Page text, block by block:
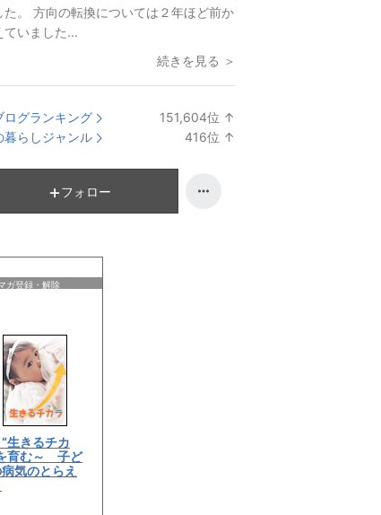
た。 方向の転換については２年ほど前か
ていました...
続きを見る ＞
ログランキング 151,604位 ↑
暮らしジャンル 416位 ↑
フォロー
ガ登録・解除
“生きるチカ
育む～ 子ど
気のとらえ